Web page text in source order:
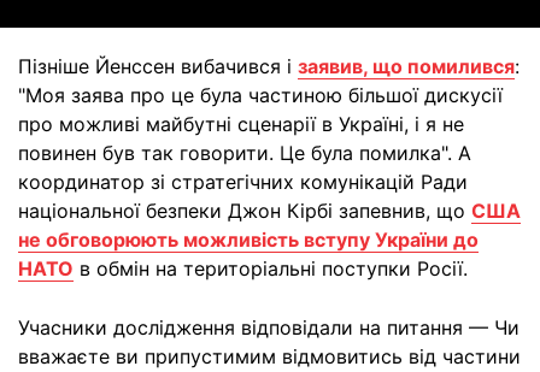
Пізніше Йенссен вибачився і заявив, що помилився:
"Моя заява про це була частиною більшої дискусії
про можливі майбутні сценарії в Україні, і я не
повинен був так говорити. Це була помилка". А
координатор зі стратегічних комунікацій Ради
національної безпеки Джон Кірбі запевнив, що США
не обговорюють можливість вступу України до
НАТО в обмін на територіальні поступки Росії.
Учасники дослідження відповідали на питання — Чи
вважаєте ви припустимим відмовитись від частини